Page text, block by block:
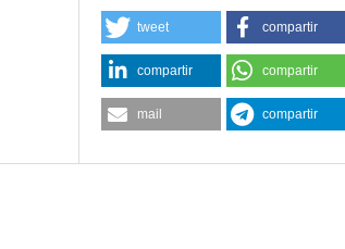
tweet compartir
compartir compartir
mail compartir